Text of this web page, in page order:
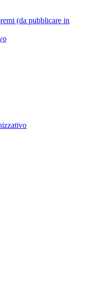
(da pubblicare in